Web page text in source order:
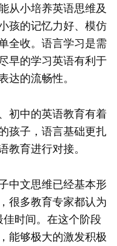
从小培养英语思维及
孩的记忆力好、模仿
全收。语言学习是需
早的学习英语有利于
达的流畅性。
中的英语教育有着
孩子，语言基础更扎
教育进行对接。
文思维已经基本形
很多教育专家都认为
时间。在这个阶段
能够极大的激发积极